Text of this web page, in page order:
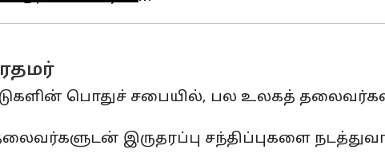
பொதுச் சபையில், பல உலகத்
இருதரப்பு சந்திப்புகளை